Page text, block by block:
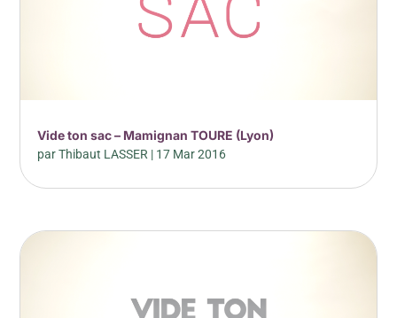
Vide ton sac – Mamignan TOURE (Lyon)
parThibaut LASSER | 17 Mar 2016